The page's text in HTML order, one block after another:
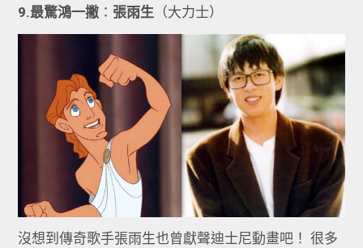
9.最驚鴻一撇 ： 張雨生 （大力士）
沒想到傳奇歌手張雨生也曾獻聲迪士尼動畫吧！ 很多